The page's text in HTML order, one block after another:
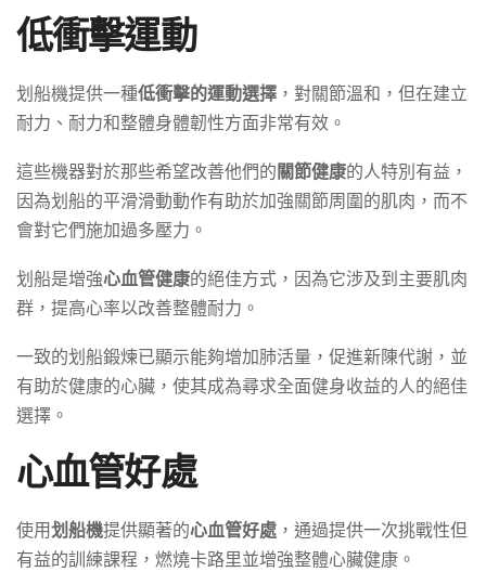
低衝擊運動
划船機提供一種低衝擊的運動選擇 ，對關節溫和，但在建立
耐力、耐力和整體身體韌性方面非常有效。
這些機器對於那些希望改善他們的關節健康的人特別有益，
因為划船的平滑滑動動作有助於加強關節周圍的肌肉，而不
會對它們施加過多壓力。
划船是增強心血管健康的絕佳方式，因為它涉及到主要肌肉
群，提高心率以改善整體耐力。
一致的划船鍛煉已顯示能夠增加肺活量，促進新陳代謝，並
有助於健康的心臟，使其成為尋求全面健身收益的人的絕佳
選擇。
心血管好處
使用划船機提供顯著的心血管好處 ，通過提供一次挑戰性但
有益的訓練課程，燃燒卡路里並增強整體心臟健康。